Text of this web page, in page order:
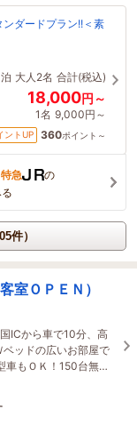
ンダードプラン!!＜素
大人2名 合計(税込)
18,000円～
1名 9,000円～
ントUP 360ポイント～
急
の
件）
室ＯＰＥＮ）
ICから車で10分、高
ッドの広いお部屋で
もＯＫ！150台無料P